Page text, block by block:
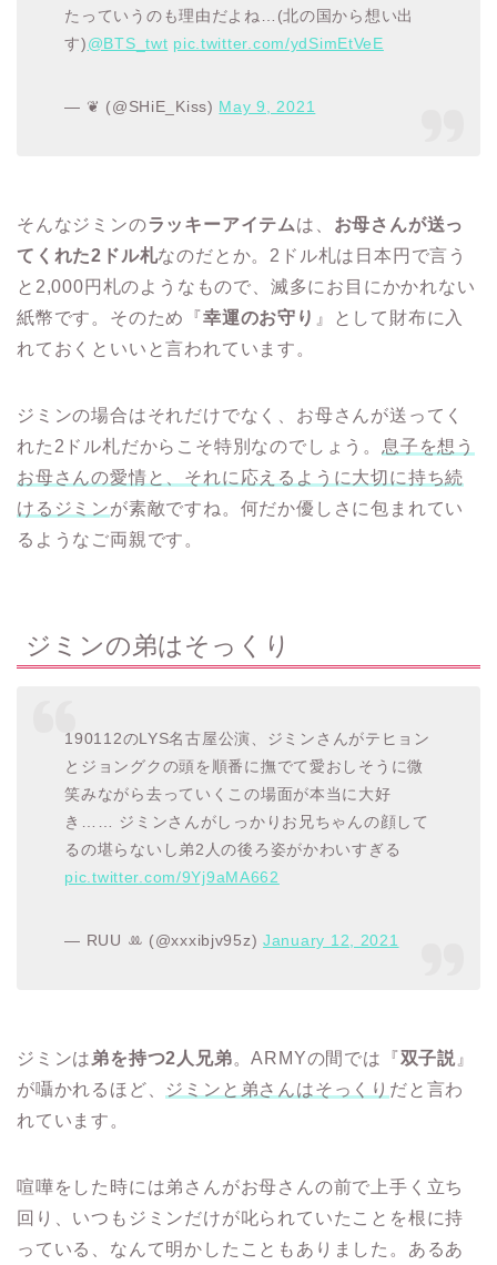
たっていうのも理由だよね…(北の国から想い出
す)@BTS_twt pic.twitter.com/ydSimEtVeE
— ❦ (@SHiE_Kiss) May 9, 2021
そんなジミンのラッキーアイテムは、 お母さんが送っ
てくれた2ドル札なのだとか。2ドル札は日本円で言う
と2,000円札のようなもので、滅多にお目にかかれない
紙幣です。そのため『幸運のお守り 』として財布に入
れておくといいと言われています。
ジミンの場合はそれだけでなく、お母さんが送ってく
れた2ドル札だからこそ特別なのでしょう。 息子を想う
お母さんの愛情と、それに応えるように大切に持ち続
けるジミンが素敵ですね。何だか優しさに包まれてい
るようなご両親です。
ジミンの弟はそっくり
190112のLYS名古屋公演、ジミンさんがテヒョン
とジョングクの頭を順番に撫でて愛おしそうに微
笑みながら去っていくこの場面が本当に大好
き…… ジミンさんがしっかりお兄ちゃんの顔して
るの堪らないし弟2人の後ろ姿がかわいすぎる
pic.twitter.com/9Yj9aMA662
— RUU ꔛ (@xxxibjv95z)January 12, 2021
ジミンは 弟を持つ2人兄弟。ARMYの間では『双子説 』
が囁かれるほど、 ジミンと弟さんはそっくり だと言わ
れています。
喧嘩をした時には弟さんがお母さんの前で上手く立ち
回り、いつもジミンだけが叱られていたことを根に持
っている、なんて明かしたこともありました。あるあ